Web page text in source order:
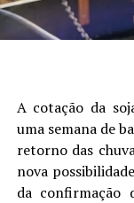
a previsão média
toneladas. Em
indústria de
para 72,12
No entanto,
49,40 para
Site: Aprosoja/MS
A cotação da
uma semana de
retorno das
nova
da confirmação